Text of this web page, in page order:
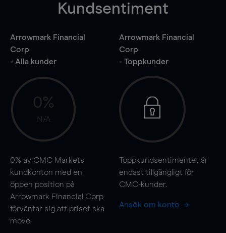
Kundsentiment
Arrowmark Financial
Corp
- Alla kunder
0%
N/A
0% av CMC Markets
kundkonton med en
öppen position på
Arrowmark Financial Corp
förväntar sig att priset ska
move.
Arrowmark Financial
Corp
- Toppkunder
Toppkundsentimentet är
endast tillgängligt för
CMC-kunder.
Ansök om konto